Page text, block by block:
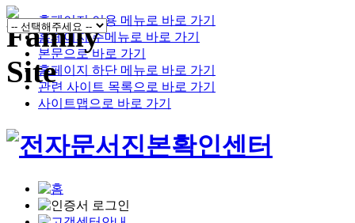
홈페이지 이용 메뉴로 바로 가기
홈페이지 주메뉴로 바로 가기
본문으로 바로 가기
홈페이지 하단 메뉴로 바로 가기
관련 사이트 목록으로 바로 가기
사이트맵으로 바로 가기